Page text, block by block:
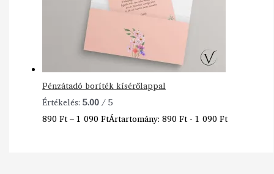
Pénzátadó boríték kísérőlappal
Értékelés:5.00/ 5
890Ft–1 090FtÁrtartomány: 890 Ft - 1 090 Ft